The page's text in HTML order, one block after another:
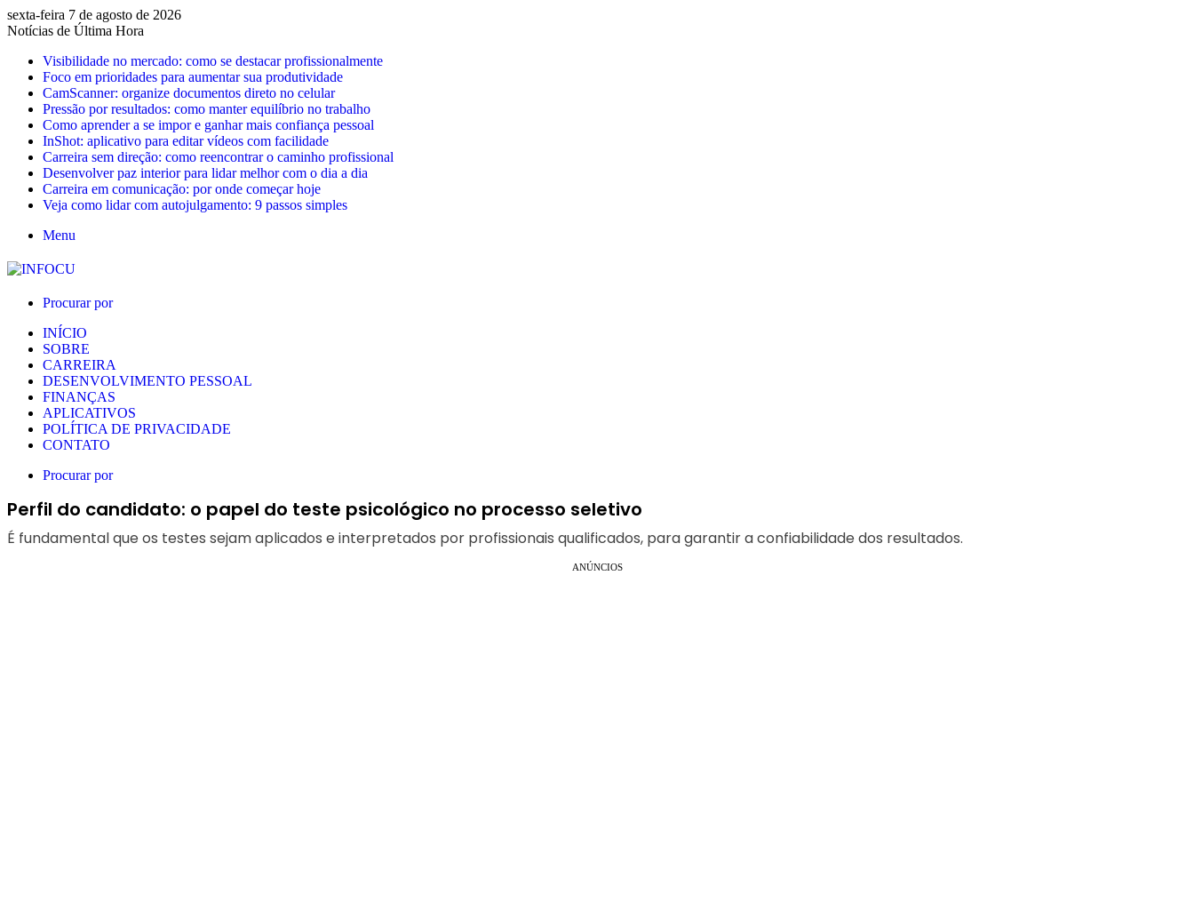
sexta-feira 7 de agosto de 2026
Notícias de Última Hora
Visibilidade no mercado: como se destacar profissionalmente
Foco em prioridades para aumentar sua produtividade
CamScanner: organize documentos direto no celular
Pressão por resultados: como manter equilíbrio no trabalho
Como aprender a se impor e ganhar mais confiança pessoal
InShot: aplicativo para editar vídeos com facilidade
Carreira sem direção: como reencontrar o caminho profissional
Desenvolver paz interior para lidar melhor com o dia a dia
Carreira em comunicação: por onde começar hoje
Veja como lidar com autojulgamento: 9 passos simples
Menu
Procurar por
INÍCIO
SOBRE
CARREIRA
DESENVOLVIMENTO PESSOAL
FINANÇAS
APLICATIVOS
POLÍTICA DE PRIVACIDADE
CONTATO
Procurar por
Perfil do candidato: o papel do teste psicológico no processo seletivo
É fundamental que os testes sejam aplicados e interpretados por profissionais qualificados, para garantir a confiabilidade dos resultados.
ANÚNCIOS